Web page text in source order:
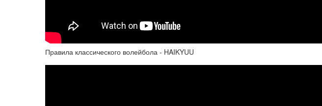
Правила классического волейбола - HAIKYUU